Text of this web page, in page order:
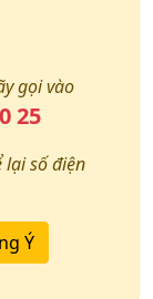
gọi vào
25
lại số điện
Ý